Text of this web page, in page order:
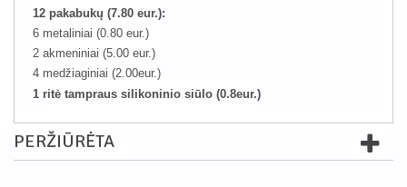
12 pakabukų (7.80 eur.):
6 metaliniai (0.80 eur.)
2 akmeniniai (5.00 eur.)
4 medžiaginiai (2.00eur.)
1 ritė tampraus silikoninio siūlo (0.8eur.)
PERŽIŪRĖTA